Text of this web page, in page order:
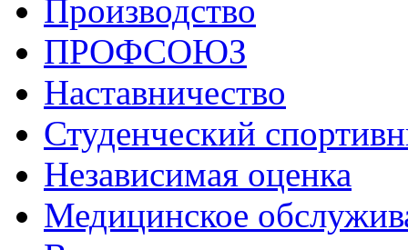
Производство
ПРОФСОЮЗ
Наставничество
Студенческий
Независимая оценка
Медицинское